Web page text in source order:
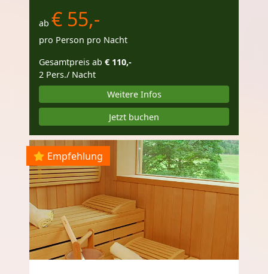
ab € 55,-
pro Person pro Nacht
Gesamtpreis ab € 110,-
2 Pers./ Nacht
Weitere Infos
Jetzt buchen
Empfehlung